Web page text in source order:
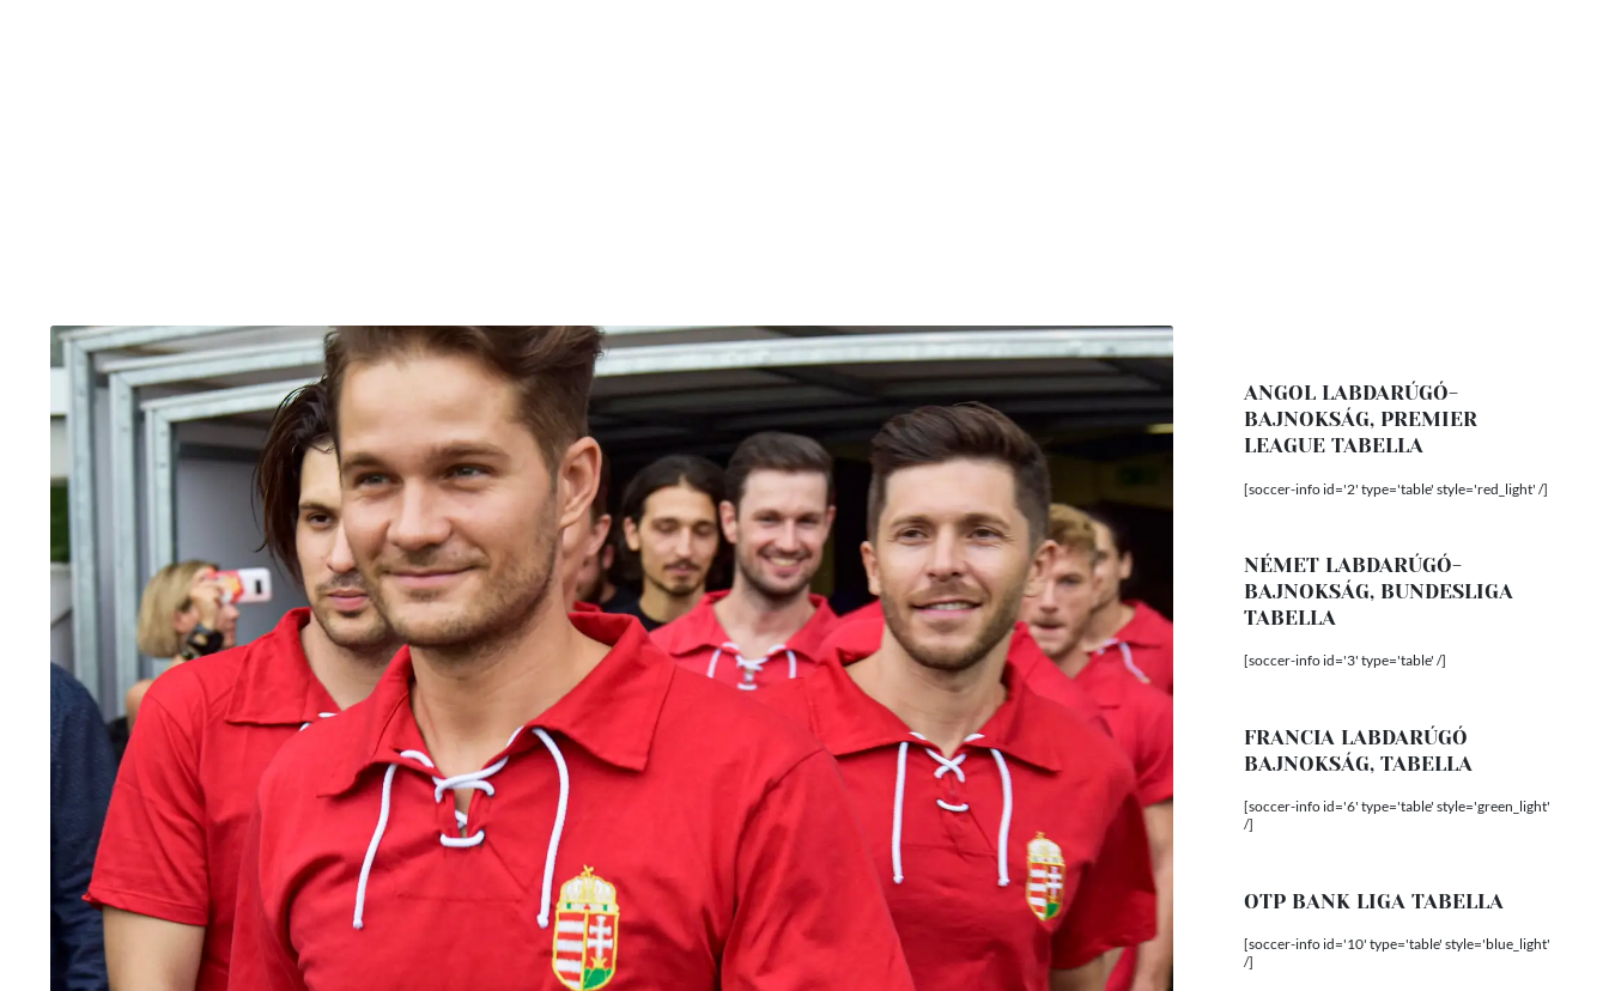
ANGOL LABDARÚGÓ-
BAJNOKSÁG, PREMIER
LEAGUE TABELLA
[soccer-info id='2' type='table' style='red_light' /]
NÉMET LABDARÚGÓ-
BAJNOKSÁG, BUNDESLIGA
TABELLA
[soccer-info id='3' type='table' /]
FRANCIA LABDARÚGÓ
BAJNOKSÁG, TABELLA
[soccer-info id='6' type='table' style='green_light'
/]
OTP BANK LIGA TABELLA
[soccer-info id='10' type='table' style='blue_light'
/]